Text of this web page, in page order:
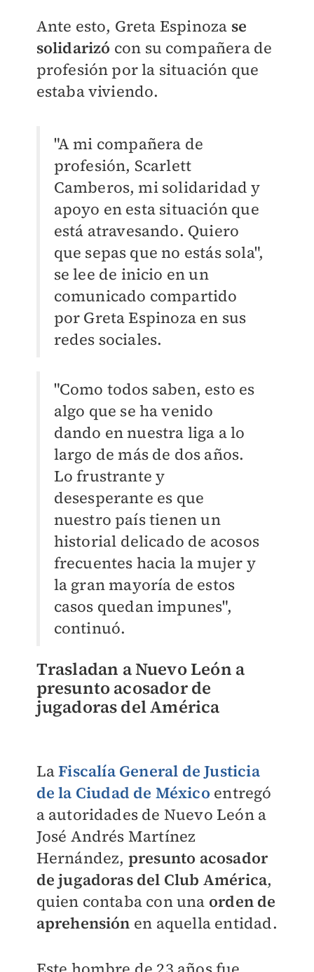
Ante esto, Greta Espinoza se
solidarizó con su compañera de
profesión por la situación que
estaba viviendo.
"A mi compañera de
profesión, Scarlett
Camberos, mi solidaridad y
apoyo en esta situación que
está atravesando. Quiero
que sepas que no estás sola",
se lee de inicio en un
comunicado compartido
por Greta Espinoza en sus
redes sociales.
"Como todos saben, esto es
algo que se ha venido
dando en nuestra liga a lo
largo de más de dos años.
Lo frustrante y
desesperante es que
nuestro país tienen un
historial delicado de acosos
frecuentes hacia la mujer y
la gran mayoría de estos
casos quedan impunes",
continuó.
Trasladan a Nuevo León a
presunto acosador de
jugadoras del América
LaFiscalía General de Justicia
de la Ciudad de México entregó
a autoridades de Nuevo León a
José Andrés Martínez
Hernández, presunto acosador
de jugadoras del Club América,
quien contaba con una orden de
aprehensión en aquella entidad.